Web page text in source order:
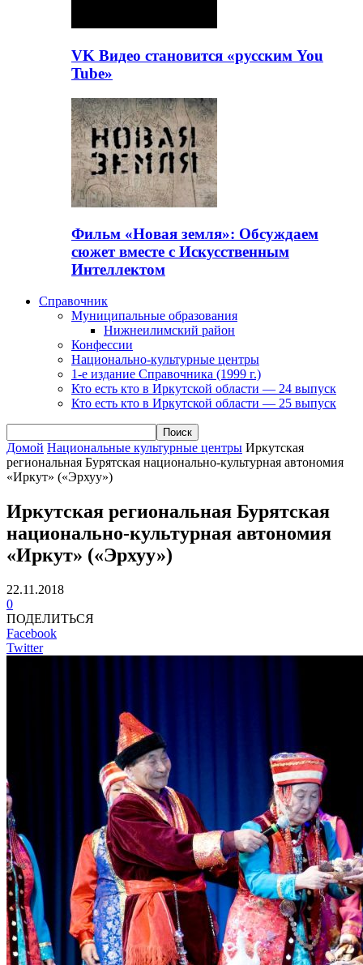
VK Видео становится «русским You
Tube»
Фильм «Новая земля»: Обсуждаем
сюжет вместе с Искусственным
Интеллектом
Справочник
Муниципальные образования
Нижнеилимский район
Конфессии
Национально-культурные центры
1-е издание Справочника (1999 г.)
Кто есть кто в Иркутской области — 24 выпуск
Кто есть кто в Иркутской области — 25 выпуск
Домой Национальные культурные центры Иркутская
региональная Бурятская национально-культурная автономия
«Иркут» («Эрхуу»)
Иркутская региональная Бурятская
национально-культурная автономия
«Иркут» («Эрхуу»)
22.11.2018
0
ПОДЕЛИТЬСЯ
Facebook
Twitter